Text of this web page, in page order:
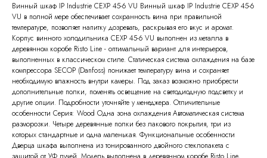
Винный шкаф IP Industrie CEXP 45-6 VU Винный шкаф IP Industrie CEXP 45-6
VU в полной мере обеспечивает сохранность вина при правильной
температуре, позволяет напитку дозревать, раскрывая его вкус и аромат.
Корпус винного холодильника CEXP 45-6 VU выполнен из металла в
деревянном коробе Risto Line - оптимальный вариант для интерьеров,
выполненных в классическом стиле. Статическая система охлаждения на базе
компрессора SECOP (Danfoss) понижает температуру вина и сохраняет
необходимую влажность внутри камеры. Под заказ возможно приобрести
дополнительные полки, поменять освещение на светодиодную подсветку и
другие опции. Подробности уточняйте у менеджера. Отличительные
особенности Серия: Wood Одна зона охлаждения Автоматическая система
разморозки. Четыре деревянные полки без лакового покрытия, три из
которых стандартные и одна маленькая. Функциональные особенности
Дверца шкафа выполнена из тонированного двойного стеклопакета с